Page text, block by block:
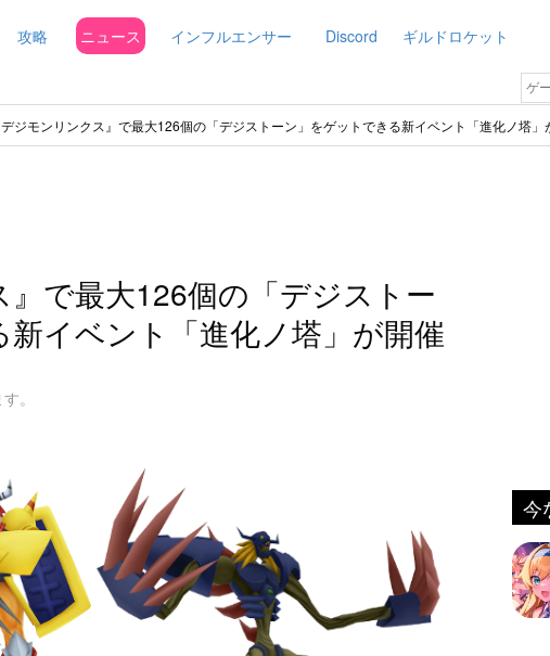
攻略 ニュース インフルエンサー Discord ギルドロケット
デジモンリンクス』で最大126個の「デジストーン」をゲットできる新イベント「進化ノ塔」
』で最大126個の「デジストー
イベント「進化ノ塔」が開催
。
今